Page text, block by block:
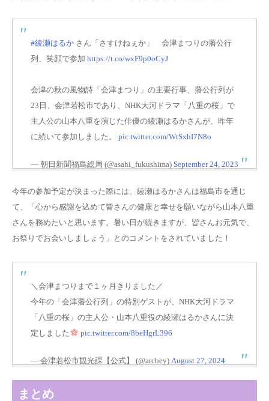
#綾瀬はるか さん「さすけねぇか」 会津まつりの藩公行
列、笑顔で参加 https://t.co/wxF9p0oCyJ
会津の秋の風物詩「会津まつり」の主要行事、藩公行列が
23日、会津若松市であり、NHK大河ドラマ「八重の桜」で
主人公の山本八重を演じた俳優の綾瀬はるかさんが、昨年
に続いて参加しました。 pic.twitter.com/WtSxhI7N8o
— 朝日新聞福島総局 (@asahi_fukushima) September 24, 2023
今年の参加予定が決まった際には、綾瀬はるかさんは福島市を通じ
て、「心から感謝を込めて皆さんの健康と幸せを願いながら山本八重
さんを務めたいと思います。暑い日が続きますが、皆さんお元気で、
お祭りでお会いしましょう」とのコメントをされていました！
＼会津まつりまで１ヶ月きりました／
今年の「会津藩公行列」の特別ゲストが、NHK大河ドラマ
「八重の桜」の主人公・山本八重役の綾瀬はるかさんに決
定しました
pic.twitter.com/8beHgrL396
— 会津若松市観光課【公式】 (@arcbey) August 27, 2024
まとめ